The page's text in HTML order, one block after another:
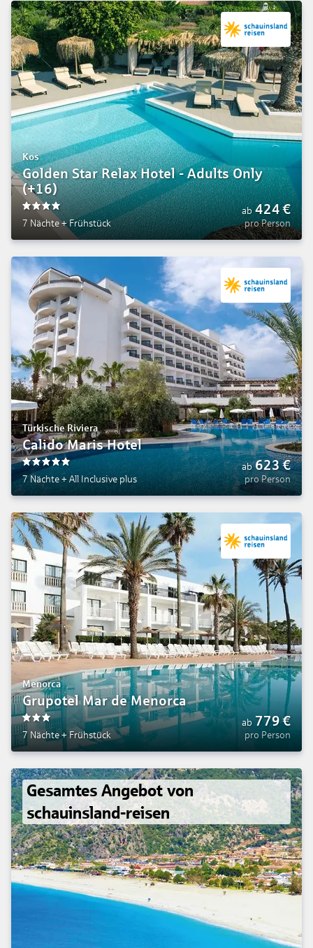
Kos
Golden Star Relax Hotel - Adults Only
(+16)
7 Nächte+Frühstück
ab 424€
pro Person
Türkische Riviera
Calido Maris Hotel
5
7 Nächte + All Inclusive plus
ab 623€
pro Person
Menorca
Grupotel Mar de Menorca
3
7 Nächte+ Frühstück
ab 779€
pro Person
Gesamtes Angebot von
schauinsland-reisen